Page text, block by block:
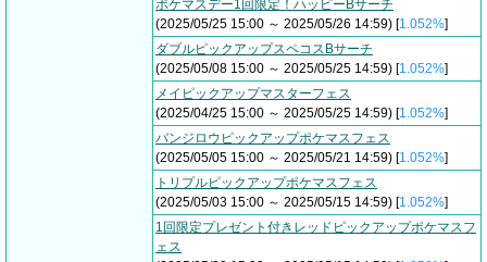
ポケマスデー1回限定！ハッピーBサーチ
(2025/05/25 15:00 ～ 2025/05/26 14:59) [1.052%]
ダブルピックアップスペコスBサーチ
(2025/05/08 15:00 ～ 2025/05/25 14:59) [1.052%]
メイピックアップマスターフェス
(2025/04/25 15:00 ～ 2025/05/25 14:59) [1.052%]
バンジロウピックアップポケマスフェス
(2025/05/05 15:00 ～ 2025/05/21 14:59) [1.052%]
トリプルピックアップポケマスフェス
(2025/05/03 15:00 ～ 2025/05/15 14:59) [1.052%]
1回限定プレゼント付きレッドピックアップポケマスフ
ェス